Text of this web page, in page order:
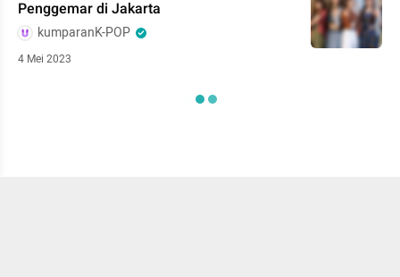
Penggemar di Jakarta
kumparanK-POP
4 Mei 2023